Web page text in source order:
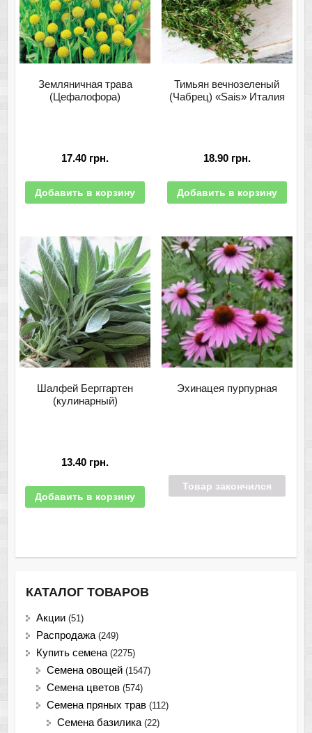
Земляничная трава
(Цефалофора)
17.40 грн.
Добавить в корзину
Тимьян вечнозеленый
(Чабрец) «Sais» Италия
18.90 грн.
Добавить в корзину
Шалфей Берггартен
(кулинарный)
13.40 грн.
Добавить в корзину
Эхинацея пурпурная
Товар закончился
КАТАЛОГ ТОВАРОВ
Акции (51)
Распродажа (249)
Купить семена (2275)
Семена овощей (1547)
Семена цветов (574)
Семена пряных трав (112)
Семена базилика (22)